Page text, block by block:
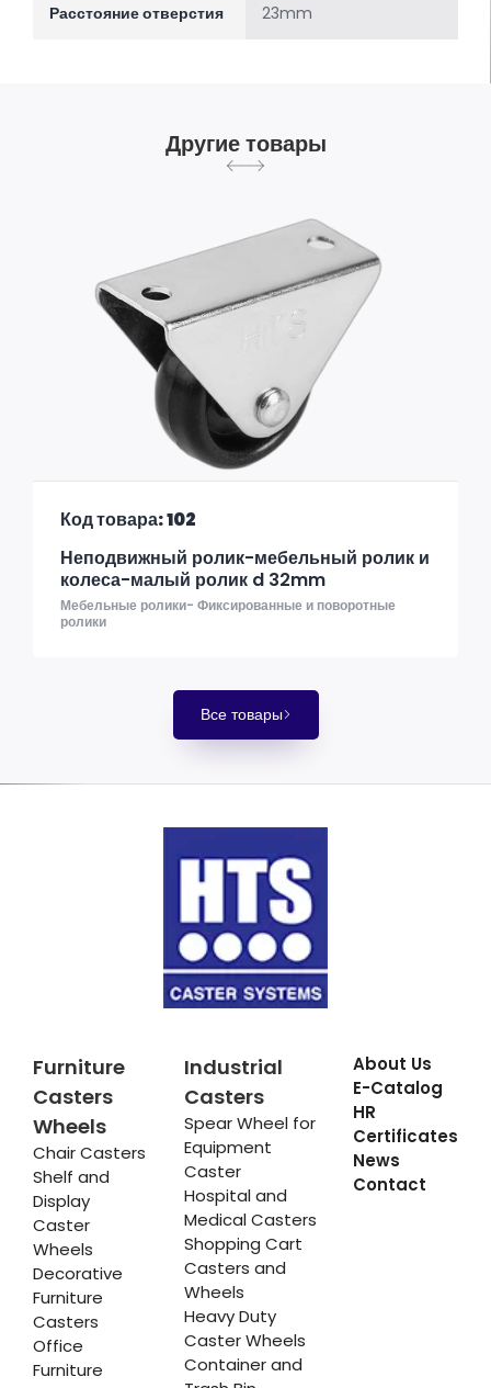
Расстояние отверстия 23mm
Другие товары
Код товара: 102
Неподвижный ролик-мебельный ролик и
колеса-малый ролик d 32mm
Мебельные ролики- Фиксированные и поворотные
ролики
Все товары
Furniture
Casters
Wheels
Chair Casters
Shelf and
Display
Caster
Wheels
Decorative
Furniture
Casters
Office
Furniture
Industrial
Casters
Spear Wheel for
Equipment
Caster
Hospital and
Medical Casters
Shopping Cart
Casters and
Wheels
Heavy Duty
Caster Wheels
Container and
About Us
E-Catalog
HR
Certificates
News
Contact